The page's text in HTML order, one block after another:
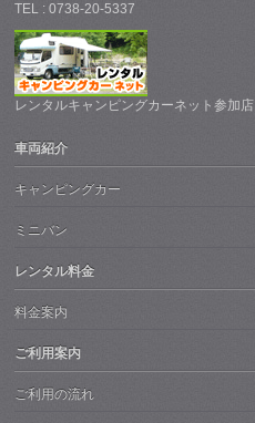
TEL : 0738-20-5337
レンタルキャンピングカーネット参加店
車両紹介
キャンピングカー
ミニバン
レンタル料金
料金案内
ご利用案内
ご利用の流れ